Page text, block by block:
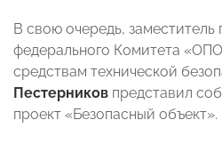
В свою очередь, заместитель
федерального Комитета
средствам технической
Пестерников представил
проект «Безопасный объект».